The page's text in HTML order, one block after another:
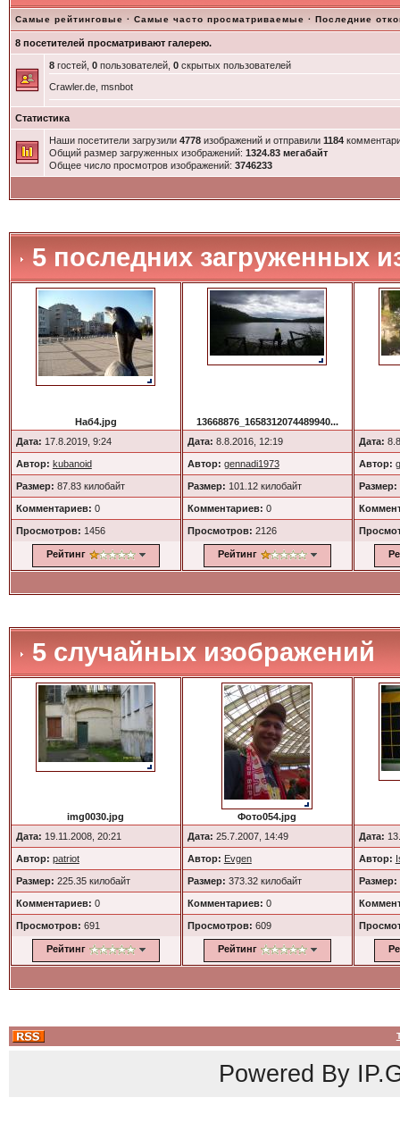
Самые рейтинговые · Самые часто просматриваемые · Последние
8 посетителей просматривают галерею.
8гостей, 0пользователей, 0скрытых пользователей
Crawler.de, msnbot
Статистика
Наши посетители загрузили 4778изображений и отправили 1184
Общий размер загруженных изображений: 1324.83 мегабайт
Общее число просмотров изображений: 3746233
5 последних загруженных
Наб4.jpg
Дата: 17.8.2019, 9:24
Автор: kubanoid
Размер: 87.83 килобайт
Комментариев: 0
Просмотров: 1456
Рейтинг
13668876_1658312074489940...
Дата: 8.8.2016, 12:19
Автор: gennadi1973
Размер: 101.12 килобайт
Комментариев: 0
Просмотров: 2126
Рейтинг
Дата:
Автор:
Размер:
5 случайных изображений
img0030.jpg
Дата: 19.11.2008, 20:21
Автор: patriot
Размер: 225.35 килобайт
Комментариев: 0
Просмотров: 691
Рейтинг
Фото054.jpg
Дата: 25.7.2007, 14:49
Автор: Evgen
Размер: 373.32 килобайт
Комментариев: 0
Просмотров: 609
Рейтинг
Дата:
Автор:
Размер:
Powered By